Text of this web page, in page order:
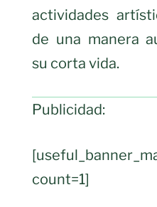
actividades
de una manera
su corta vida.
Publicidad:
count=1]